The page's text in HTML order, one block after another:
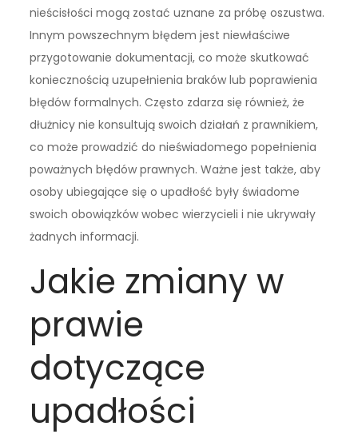
nieścisłości mogą zostać uznane za próbę oszustwa.
Innym powszechnym błędem jest niewłaściwe
przygotowanie dokumentacji, co może skutkować
koniecznością uzupełnienia braków lub poprawienia
błędów formalnych. Często zdarza się również, że
dłużnicy nie konsultują swoich działań z prawnikiem,
co może prowadzić do nieświadomego popełnienia
poważnych błędów prawnych. Ważne jest także, aby
osoby ubiegające się o upadłość były świadome
swoich obowiązków wobec wierzycieli i nie ukrywały
żadnych informacji.
Jakie zmiany w
prawie
dotyczące
upadłości